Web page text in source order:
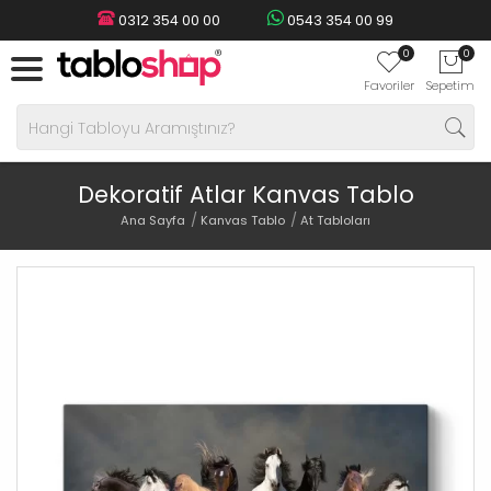
0312 354 00 00 0543 354 00 99
0
Favoriler
0
Sepetim
Dekoratif Atlar Kanvas Tablo
Ana Sayfa Kanvas Tablo At Tabloları